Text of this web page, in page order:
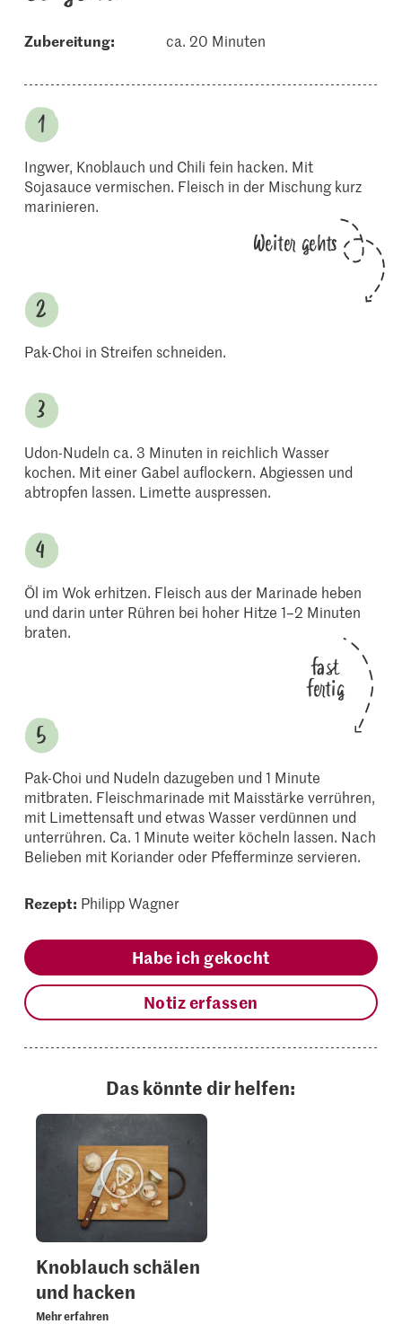
Zubereitung: ca. 20 Minuten
Ingwer, Knoblauch und Chili fein hacken. Mit
Sojasauce vermischen. Fleisch in der Mischung kurz
marinieren.
Weiter gehts
Pak-Choi in Streifen schneiden.
Udon-Nudeln ca. 3 Minuten in reichlich Wasser
kochen. Mit einer Gabel auflockern. Abgiessen und
abtropfen lassen. Limette auspressen.
Öl im Wok erhitzen. Fleisch aus der Marinade heben
und darin unter Rühren bei hoher Hitze 1–2 Minuten
braten.
fast
fertig
Pak-Choi und Nudeln dazugeben und 1 Minute
mitbraten. Fleischmarinade mit Maisstärke verrühren,
mit Limettensaft und etwas Wasser verdünnen und
unterrühren. Ca. 1 Minute weiter köcheln lassen. Nach
Belieben mit Koriander oder Pfefferminze servieren.
Rezept: Philipp Wagner
Habe ich gekocht
Notiz erfassen
Das könnte dir helfen:
Knoblauch schälen
und hacken
Mehr erfahren